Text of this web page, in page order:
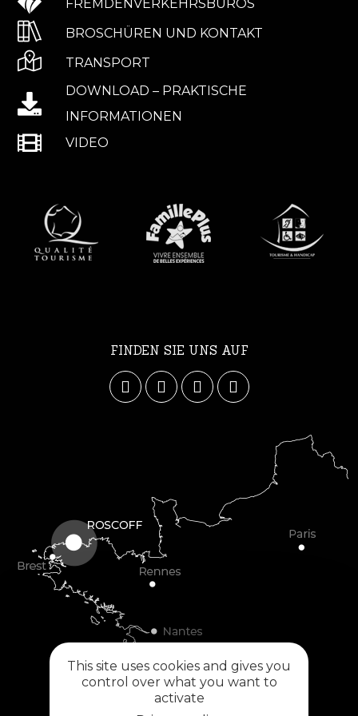
FREMDENVERKEHRSBÜROS
BROSCHÜREN UND KONTAKT
TRANSPORT
DOWNLOAD – PRAKTISCHE
INFORMATIONEN
VIDEO
FINDEN SIE UNS AUF
This site uses cookies and gives you
control over what you want to
activate